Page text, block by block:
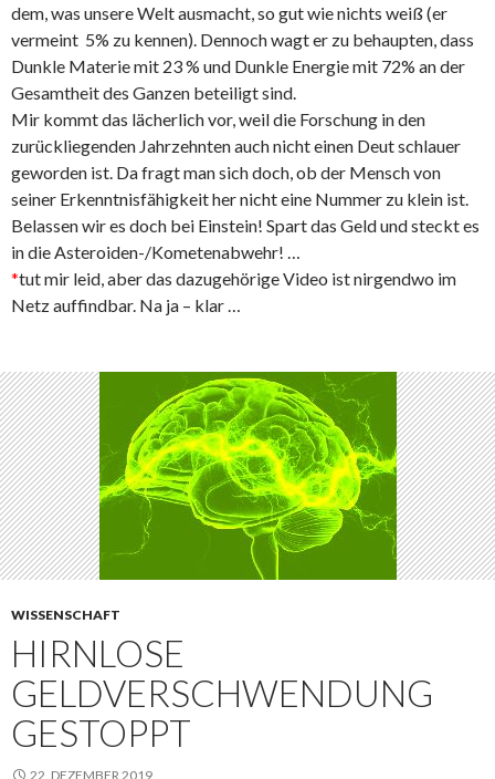
dem, was unsere Welt ausmacht, so gut wie nichts weiß (er
vermeint 5% zu kennen). Dennoch wagt er zu behaupten, dass
Dunkle Materie mit 23 % und Dunkle Energie mit 72% an der
Gesamtheit des Ganzen beteiligt sind.
Mir kommt das lächerlich vor, weil die Forschung in den
zurückliegenden Jahrzehnten auch nicht einen Deut schlauer
geworden ist. Da fragt man sich doch, ob der Mensch von
seiner Erkenntnisfähigkeit her nicht eine Nummer zu klein ist.
Belassen wir es doch bei Einstein! Spart das Geld und steckt es
in die Asteroiden-/Kometenabwehr! …
*tut mir leid, aber das dazugehörige Video ist nirgendwo im
Netz auffindbar. Na ja – klar …
WISSENSCHAFT
HIRNLOSE
GELDVERSCHWENDUNG
GESTOPPT
22. DEZEMBER 2019